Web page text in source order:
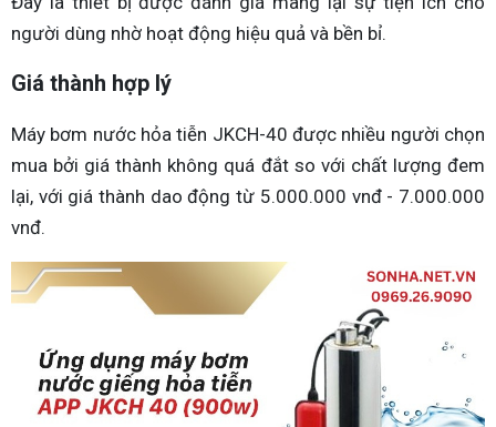
người dùng nhờ hoạt động hiệu quả và bền bỉ.
Giá thành hợp lý
Máy bơm nước hỏa tiễn JKCH-40 được nhiều người chọn
mua bởi giá thành không quá đắt so với chất lượng đem
lại, với giá thành dao động từ 5.000.000 vnđ - 7.000.000
vnđ.